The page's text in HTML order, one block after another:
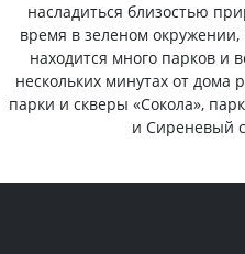
насладиться близостью
время в зеленом
находится много парков и
нескольких минутах от дома
парки и скверы «Сокола»,
и Сиреневый